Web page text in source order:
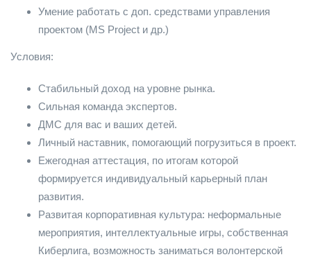
Умение работать с доп. средствами управления
проектом (MS Project и др.)
Условия:
Стабильный доход на уровне рынка.
Сильная команда экспертов.
ДМС для вас и ваших детей.
Личный наставник, помогающий погрузиться в проект.
Ежегодная аттестация, по итогам которой
формируется индивидуальный карьерный план
развития.
Развитая корпоративная культура: неформальные
мероприятия, интеллектуальные игры, собственная
Киберлига, возможность заниматься волонтерской